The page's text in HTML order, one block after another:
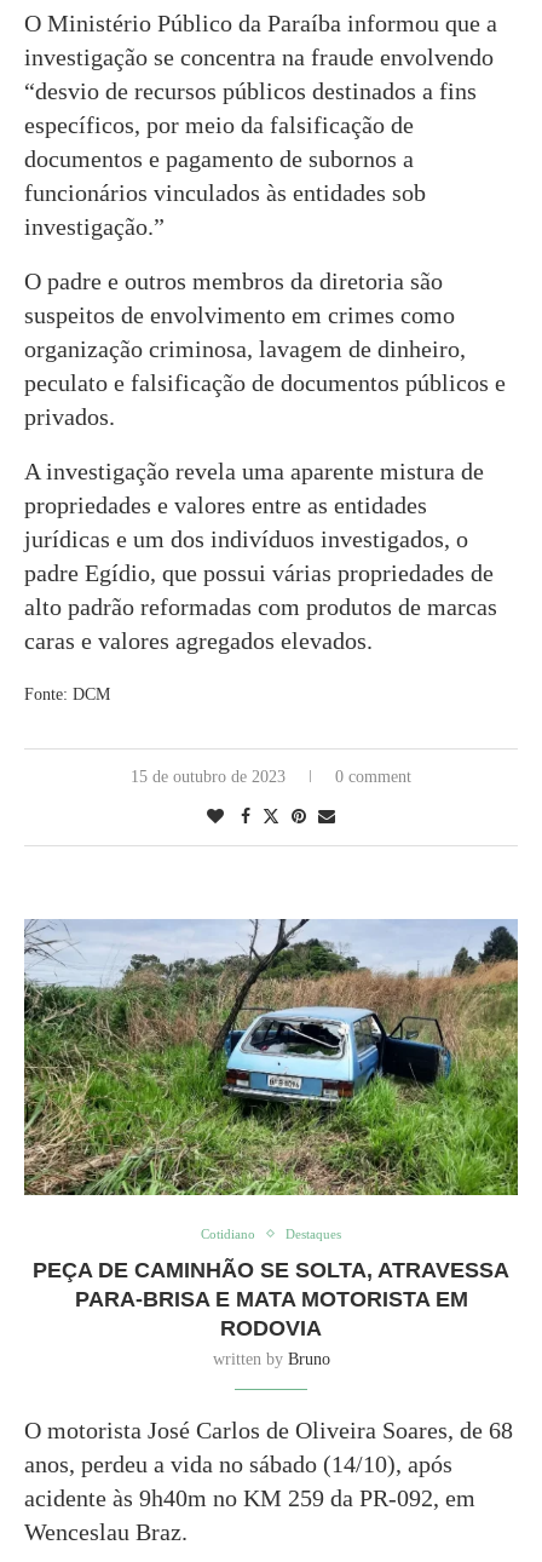
O Ministério Público da Paraíba informou que a
investigação se concentra na fraude envolvendo
“desvio de recursos públicos destinados a fins
específicos, por meio da falsificação de
documentos e pagamento de subornos a
funcionários vinculados às entidades sob
investigação.”
O padre e outros membros da diretoria são
suspeitos de envolvimento em crimes como
organização criminosa, lavagem de dinheiro,
peculato e falsificação de documentos públicos e
privados.
A investigação revela uma aparente mistura de
propriedades e valores entre as entidades
jurídicas e um dos indivíduos investigados, o
padre Egídio, que possui várias propriedades de
alto padrão reformadas com produtos de marcas
caras e valores agregados elevados.
Fonte: DCM
15 de outubro de 2023 0 comment
Cotidiano Destaques
PEÇA DE CAMINHÃO SE SOLTA, ATRAVESSA
PARA-BRISA E MATA MOTORISTA EM
RODOVIA
written by Bruno
O motorista José Carlos de Oliveira Soares, de 68
anos, perdeu a vida no sábado (14/10), após
acidente às 9h40m no KM 259 da PR-092, em
Wenceslau Braz.